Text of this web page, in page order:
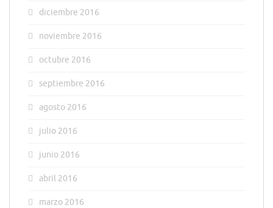
diciembre 2016
noviembre 2016
octubre 2016
septiembre 2016
agosto 2016
julio 2016
junio 2016
abril 2016
marzo 2016